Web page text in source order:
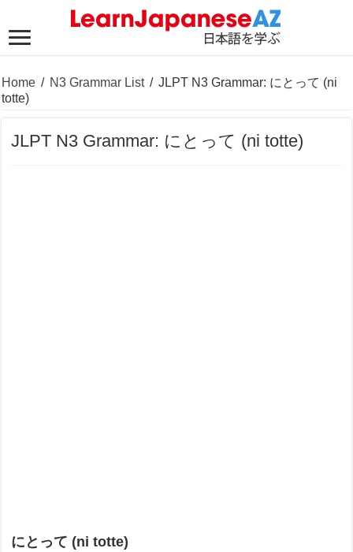
Home / N3 Grammar List / JLPT N3 Grammar: にとって (ni
totte)
JLPT N3 Grammar: にとって (ni totte)
にとって (ni totte)